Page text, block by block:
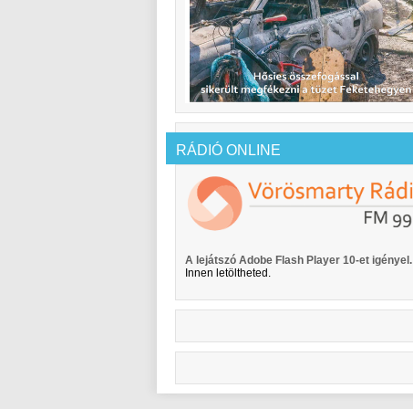
RÁDIÓ ONLINE
A lejátszó Adobe Flash Player 10-et igényel.
Innen letöltheted.